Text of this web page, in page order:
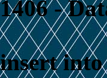
1406 -
insert into